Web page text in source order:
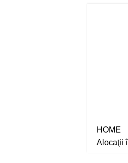
HOME
Alocaţii